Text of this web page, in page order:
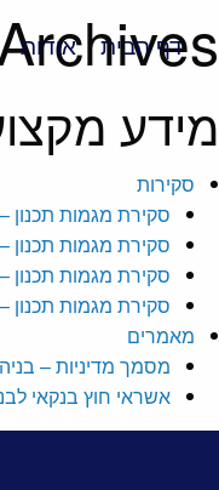
דף הבית אודות
מידע
סקירות
סקירת מגמות
סקירת מגמות
סקירת מגמות תכנון
סקירת מגמות תכנון
מאמרים
מסמך מדיניות –
אשראי חוץ בנקאי